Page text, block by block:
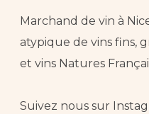
Marchand de vin à
atypique de vins fins,
et vins Natures
Suivez nous sur